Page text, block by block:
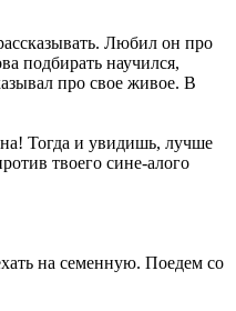
Любил он про
подбирать научился,
про свое живое. В
Тогда и увидишь, лучше
твоего сине-алого
на семенную. Поедем со